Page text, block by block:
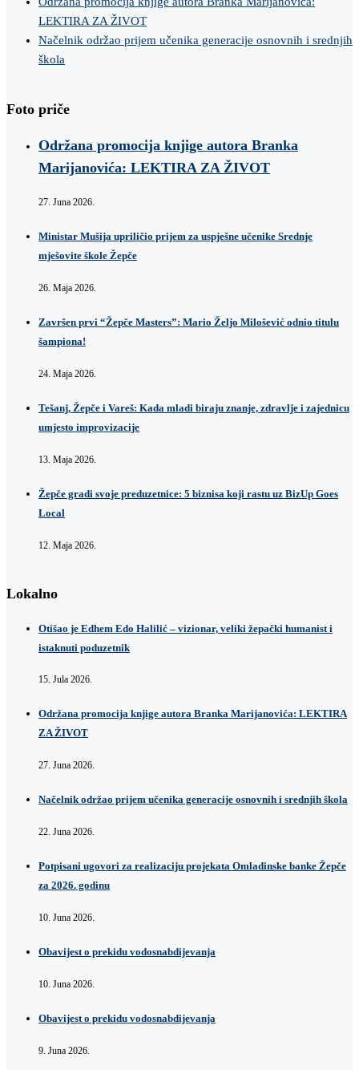
LEKTIRA ZA ŽIVOT
Načelnik održao prijem učenika generacije osnovnih i srednjih
škola
Foto priče
Održana promocija knjige autora Branka
Marijanovića: LEKTIRA ZA ŽIVOT
27. Juna 2026.
Ministar Mušija upriličio prijem za uspješne učenike Srednje
mješovite škole Žepče
26. Maja 2026.
Završen prvi “Žepče Masters”: Mario Željo Milošević odnio titulu
šampiona!
24. Maja 2026.
Tešanj, Žepče i Vareš: Kada mladi biraju znanje, zdravlje i zajednicu
umjesto improvizacije
13. Maja 2026.
Žepče gradi svoje preduzetnice: 5 biznisa koji rastu uz BizUp Goes
Local
12. Maja 2026.
Lokalno
Otišao je Edhem Edo Halilić – vizionar, veliki žepački humanist i
istaknuti poduzetnik
15. Jula 2026.
Održana promocija knjige autora Branka Marijanovića: LEKTIRA
ZA ŽIVOT
27. Juna 2026.
Načelnik održao prijem učenika generacije osnovnih i srednjih škola
22. Juna 2026.
Potpisani ugovori za realizaciju projekata Omladinske banke Žepče
za 2026. godinu
10. Juna 2026.
Obavijest o prekidu vodosnabdijevanja
10. Juna 2026.
Obavijest o prekidu vodosnabdijevanja
9. Juna 2026.